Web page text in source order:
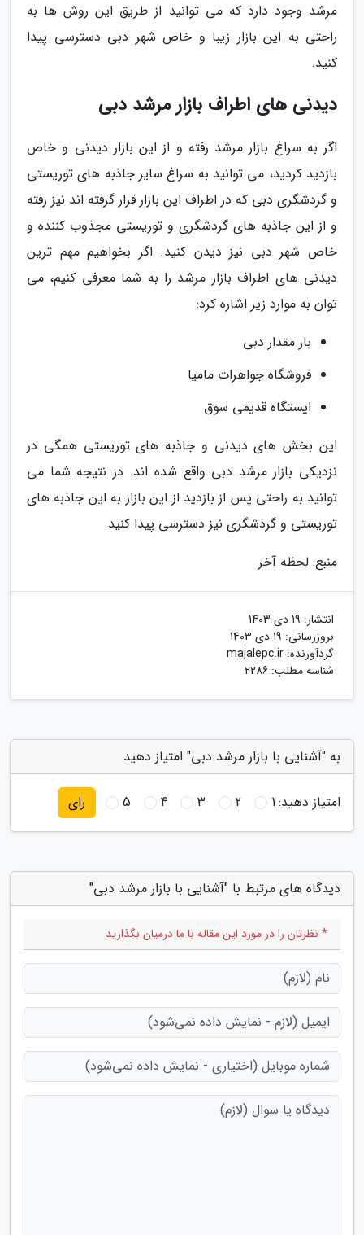
مرشد وجود دارد که می توانید از طریق این روش ها به
راحتی به این بازار زیبا و خاص شهر دبی دسترسی پیدا
کنید.
دیدنی های اطراف بازار مرشد دبی
اگر به سراغ بازار مرشد رفته و از این بازار دیدنی و خاص
بازدید کردید، می توانید به سراغ سایر جاذبه های توریستی
و گردشگری دبی که در اطراف این بازار قرار گرفته اند نیز رفته
و از این جاذبه های گردشگری و توریستی مجذوب کننده و
خاص شهر دبی نیز دیدن کنید. اگر بخواهیم مهم ترین
دیدنی های اطراف بازار مرشد را به شما معرفی کنیم، می
توان به موارد زیر اشاره کرد:
بار مقدار دبی
فروشگاه جواهرات مامیا
ایستگاه قدیمی سوق
این بخش های دیدنی و جاذبه های توریستی همگی در
نزدیکی بازار مرشد دبی واقع شده اند. در نتیجه شما می
توانید به راحتی پس از بازدید از این بازار به این جاذبه های
توریستی و گردشگری نیز دسترسی پیدا کنید.
منبع: لحظه آخر
انتشار: 19 دی 1403
بروزرسانی: 19 دی 1403
گردآورنده: majalepc.ir
شناسه مطلب: 2286
به "آشنایی با بازار مرشد دبی" امتیاز دهید
امتیاز دهید:1
2
3
4
5 رای
دیدگاه های مرتبط با "آشنایی با بازار مرشد دبی"
* نظرتان را در مورد این مقاله با ما درمیان بگذارید